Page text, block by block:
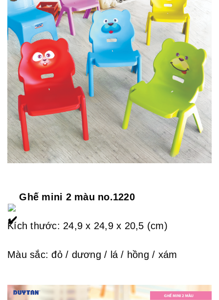
Ghế mini 2 màu no.1220
Kích thước: 24,9 x 24,9 x 20,5 (cm)
Màu sắc: đỏ / dương / lá / hồng / xám